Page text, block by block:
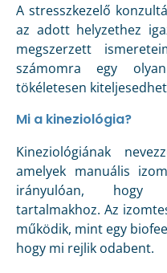
A stresszkezelő
az adott helyzethez
megszerzett
számomra egy
tökéletesen
Mi a kineziológia?
Kineziológiának
amelyek manuális
irányulóan, hogy
tartalmakhoz. Az
működik, mint egy
hogy mi rejlik odabent.